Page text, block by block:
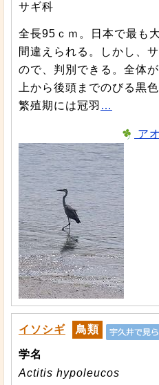
サギ科
全長95ｃｍ。日本で最も
間違えられる。しかし、
ので、判別できる。全体
上から後頭までのびる黒
繁殖期には冠羽 …
ア
イソシギ 鳥類
学名
Actitis hypoleucos